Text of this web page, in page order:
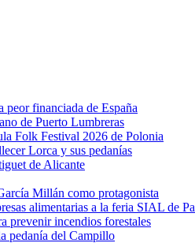
financiada de España
de Puerto Lumbreras
Folk Festival 2026 de Polonia
Lorca y sus pedanías
de Alicante
Millán como protagonista
alimentarias a la feria SIAL de
prevenir incendios forestales
pedanía del Campillo